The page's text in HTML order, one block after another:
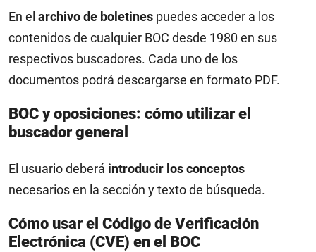
En el archivo de boletines puedes acceder a los
contenidos de cualquier BOC desde 1980 en sus
respectivos buscadores. Cada uno de los
documentos podrá descargarse en formato PDF.
BOC y oposiciones: cómo utilizar el
buscador general
El usuario deberá introducir los conceptos
necesarios en la sección y texto de búsqueda.
Cómo usar el Código de Verificación
Electrónica (CVE) en el BOC